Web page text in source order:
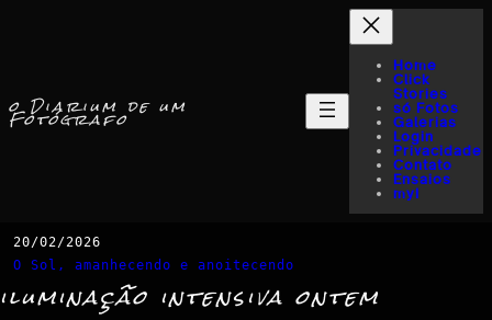
o Diarium de um
Fotógrafo
Home
Click
Stories
só Fotos
Galerias
Login
Privacidade
Contato
Ensaios
myI
20/02/2026
O Sol, amanhecendo e anoitecendo
iluminação intensiva ontem